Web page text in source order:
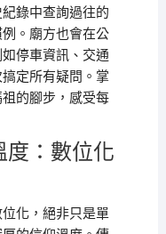
錄中查詢過往的
。廟方也會在公
停車資訊、交通
定所有疑問。掌
的腳步，感受每
度：數位化
化，絕非只是單